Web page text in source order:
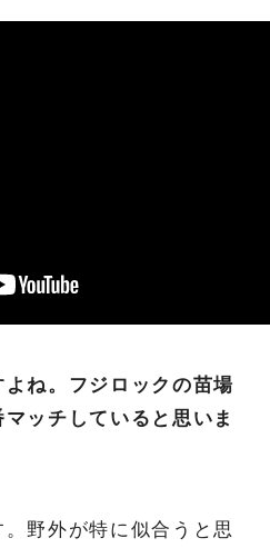
ね。フジロックの苗場
ッチしていると思いま
野外が特に似合うと思